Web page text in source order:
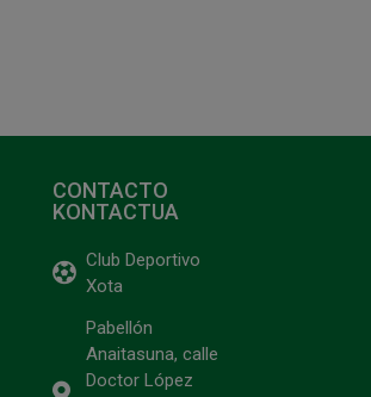
CONTACTO
KONTACTUA
Club Deportivo
Xota
Pabellón
Anaitasuna, calle
Doctor López